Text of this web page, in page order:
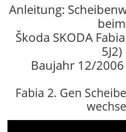
Anleitung:
beim
Škoda SKODA
5J2)
Baujahr 12/
Fabia 2. Gen